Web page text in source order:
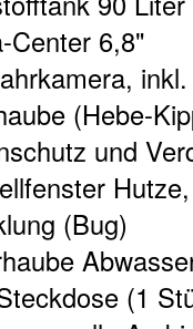
Center 6,8"
(Hebe-
und
(Bug)
(1